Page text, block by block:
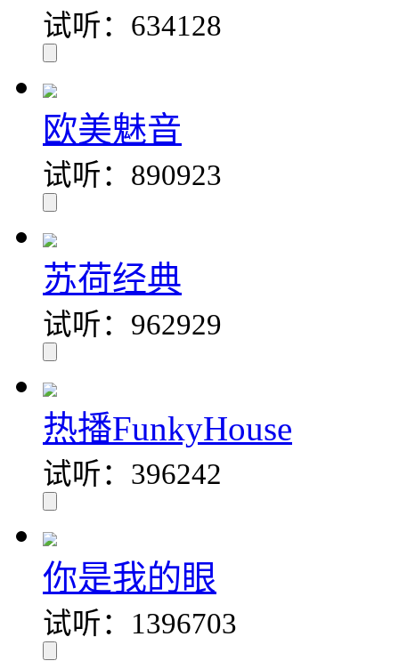
试听：634128
欧美魅音
试听：890923
苏荷经典
试听：962929
热播FunkyHouse
试听：396242
你是我的眼
试听：1396703